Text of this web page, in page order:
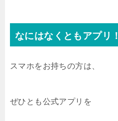
なにはなくともアプリ！
スマホをお持ちの方は、
ぜひとも公式アプリを